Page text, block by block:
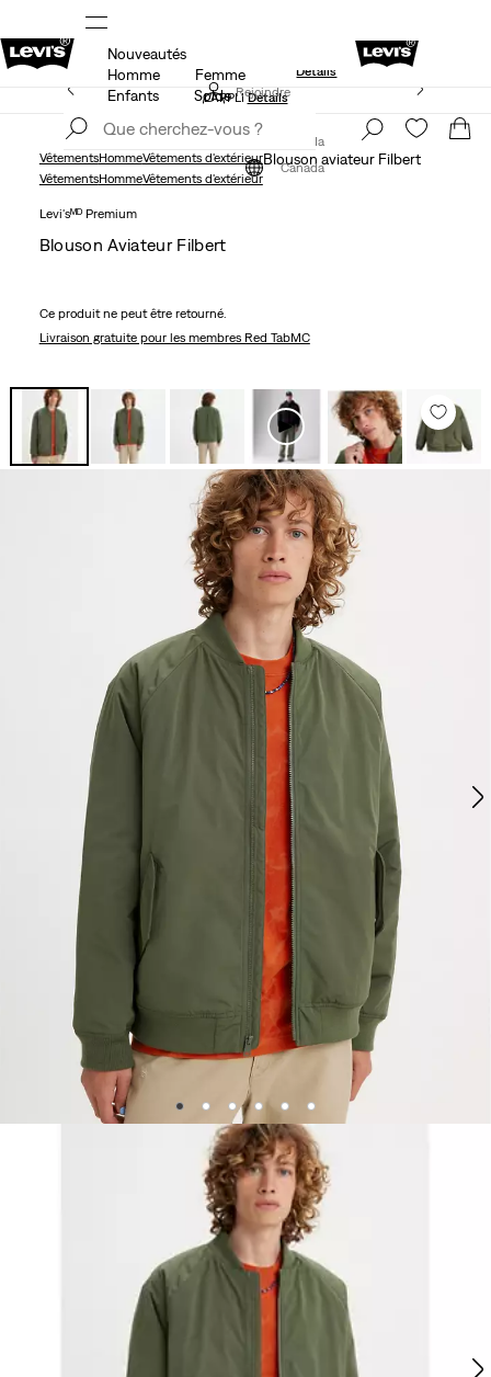
15 % DE RABAIS SUR VOTRE PREMIÈRE COMMANDE
Détails
Rejoindre
Canada
Nouveautés
Homme
Femme
Enfants
Solde
LE MEILLEUR DE LEVI'SMD – MAINTENANT DANS
L’APPLIDétails
maintenant
Canada
VêtementsHommeVêtements d'extérieurBlouson aviateur Filbert
VêtementsHommeVêtements d'extérieur
Levi'sᴹᴰ Premium
Blouson Aviateur Filbert
Ce produit ne peut être retourné.
Livraison gratuitepour les membres Red TabMC